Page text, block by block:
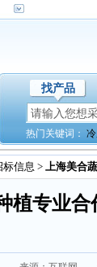
找产品
热门关键词：
标信息 > 上海美合
植专业